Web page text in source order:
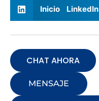
Inicio LinkedIn
CHAT AHORA
MENSAJE